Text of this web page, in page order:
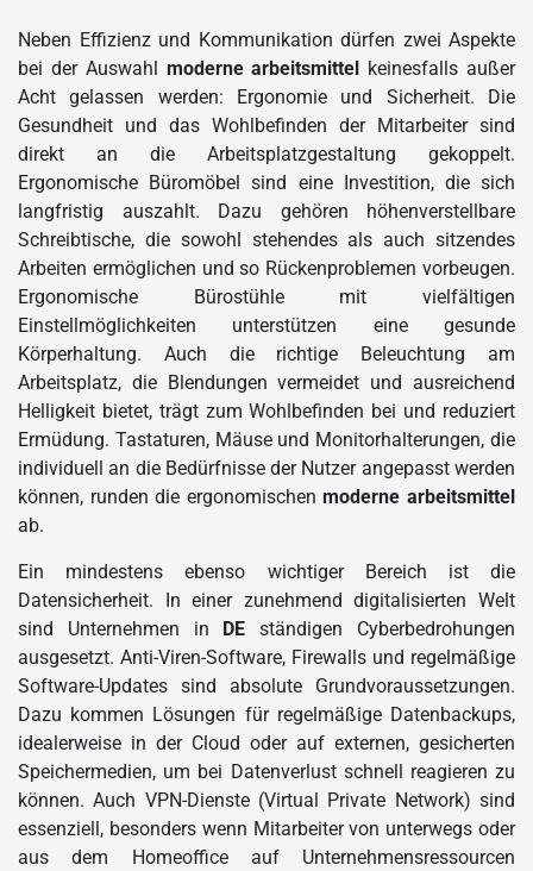
Neben Effizienz und Kommunikation dürfen zwei Aspekte
bei der Auswahl moderne arbeitsmittel
keinesfalls außer
Acht gelassen werden: Ergonomie und Sicherheit. Die
Gesundheit und das Wohlbefinden der Mitarbeiter sind
direkt an die Arbeitsplatzgestaltung gekoppelt.
Ergonomische Büromöbel sind eine Investition, die sich
langfristig auszahlt. Dazu gehören höhenverstellbare
Schreibtische, die sowohl stehendes als auch sitzendes
Arbeiten ermöglichen und so Rückenproblemen vorbeugen.
Ergonomische Bürostühle mit vielfältigen
Einstellmöglichkeiten unterstützen eine gesunde
Körperhaltung. Auch die richtige Beleuchtung am
Arbeitsplatz, die Blendungen vermeidet und ausreichend
Helligkeit bietet, trägt zum Wohlbefinden bei und reduziert
Ermüdung. Tastaturen, Mäuse und Monitorhalterungen, die
individuell an die Bedürfnisse der Nutzer angepasst werden
können, runden die ergonomischenmoderne arbeitsmittel
ab.
Ein mindestens ebenso wichtiger Bereich ist die
Datensicherheit. In einer zunehmend digitalisierten Welt
sind Unternehmen in
DE ständigen Cyberbedrohungen
ausgesetzt. Anti-Viren-Software, Firewalls und regelmäßige
Software-Updates sind absolute Grundvoraussetzungen.
Dazu kommen Lösungen für regelmäßige Datenbackups,
idealerweise in der Cloud oder auf externen, gesicherten
Speichermedien, um bei Datenverlust schnell reagieren zu
können. Auch VPN-Dienste (Virtual Private Network) sind
essenziell, besonders wenn Mitarbeiter von unterwegs oder
aus dem Homeoffice auf Unternehmensressourcen